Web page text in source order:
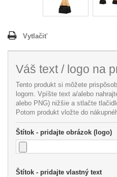
Vytlačiť
Váš text / logo na
Tento produkt si môžete
logom. Vpíšte text a/alebo
alebo PNG) nižšie a stlačte
Potom produkt vložte do
Štítok - pridajte obrázok (logo)
Štítok - pridajte vlastný text